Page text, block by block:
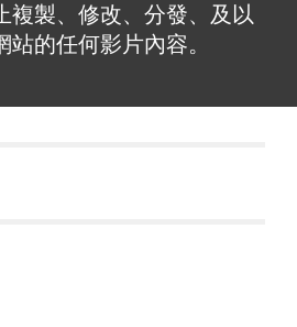
複製、修改、分發、及以
的任何影片內容。